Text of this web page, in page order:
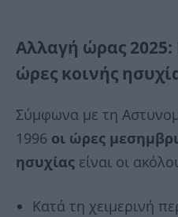
Αλλαγή ώρας 2025:
ώρες κοινής
Σύμφωνα με τη
1996 οι ώρες
ησυχίας είναι οι
Κατά τη χειμερινή